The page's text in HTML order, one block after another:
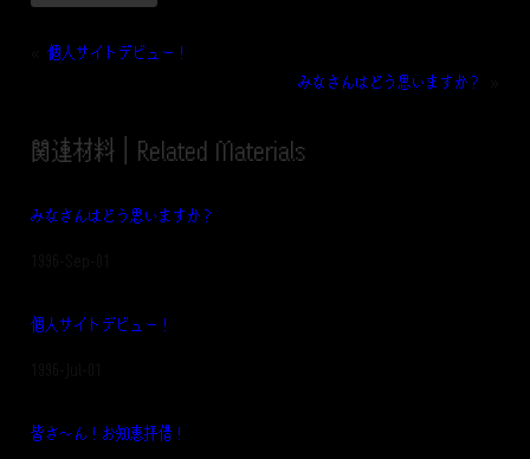
個人サイトデビュー！
みなさんはどう思いますか？
関連材料｜Related Materials
みなさんはどう思いますか？
個人サイトデビュー！
皆さ～ん！お知恵拝借！